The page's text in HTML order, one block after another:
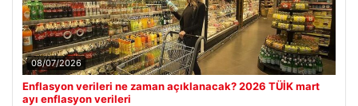
08/07/2026
Enflasyon verileri ne zaman açıklanacak? 2026 TÜİK mart
ayı enflasyon verileri